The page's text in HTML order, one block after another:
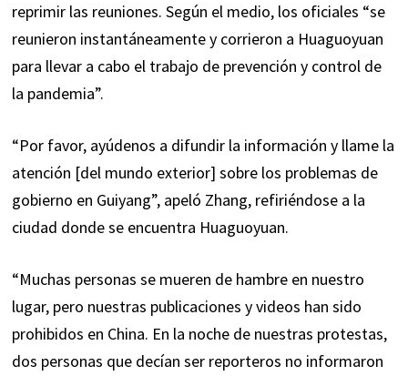
reprimir las reuniones. Según el medio, los oficiales “se
reunieron instantáneamente y corrieron a Huaguoyuan
para llevar a cabo el trabajo de prevención y control de
la pandemia”.
“Por favor, ayúdenos a difundir la información y llame la
atención [del mundo exterior] sobre los problemas de
gobierno en Guiyang”, apeló Zhang, refiriéndose a la
ciudad donde se encuentra Huaguoyuan.
“Muchas personas se mueren de hambre en nuestro
lugar, pero nuestras publicaciones y videos han sido
prohibidos en China. En la noche de nuestras protestas,
dos personas que decían ser reporteros no informaron